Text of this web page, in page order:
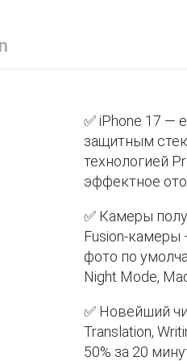
✅ iPhone 17 —
защитным
технологией
эффектное
✅ Камеры
Fusion-камеры
фото по
Night Mode,
✅ Новейший
Translation,
50% за 20